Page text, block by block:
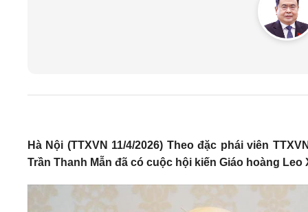
Hà Nội (TTXVN 11/4/2026) Theo đặc phái viên
Trần Thanh Mẫn đã có cuộc hội kiến Giáo hoàng Leo